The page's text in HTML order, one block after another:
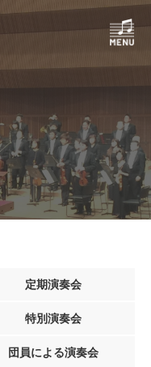
定期演奏会
特別演奏会
団員による演奏会